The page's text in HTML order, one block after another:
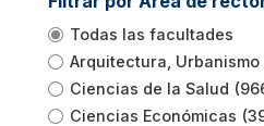
Todas las facultades
Arquitectura, Urbanismo
Ciencias de la Salud
Ciencias Económicas